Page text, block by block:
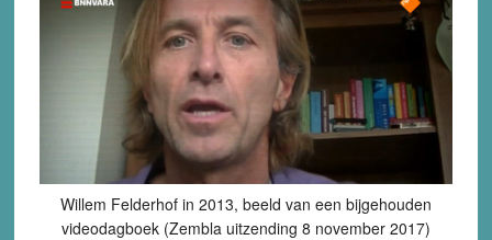
Willem Felderhof in 2013, beeld van een bijgehouden
videodagboek (Zembla uitzending 8 november 2017)